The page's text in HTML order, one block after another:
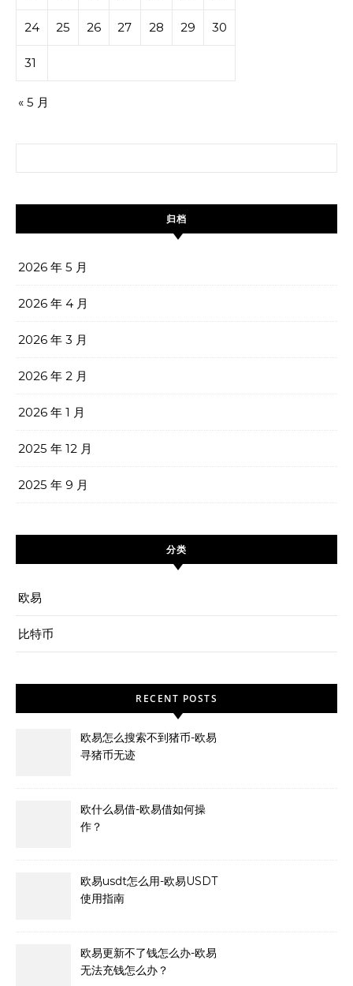
24 25 26 27 28 29 30
31
« 5 月
归档
2026 年 5 月
2026 年 4 月
2026 年 3 月
2026 年 2 月
2026 年 1 月
2025 年 12 月
2025 年 9 月
分类
欧易
比特币
RECENT POSTS
欧易怎么搜索不到猪币-欧易
寻猪币无迹
欧什么易借-欧易借如何操
作？
欧易usdt怎么用-欧易USDT
使用指南
欧易更新不了钱怎么办-欧易
无法充钱怎么办？